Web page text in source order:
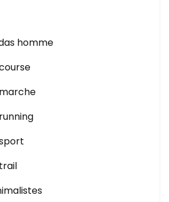
homme